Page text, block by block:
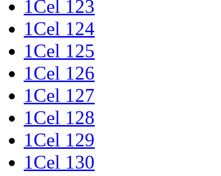
1Cel 123
1Cel 124
1Cel 125
1Cel 126
1Cel 127
1Cel 128
1Cel 129
1Cel 130